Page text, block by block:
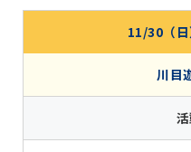
11/30（
川目